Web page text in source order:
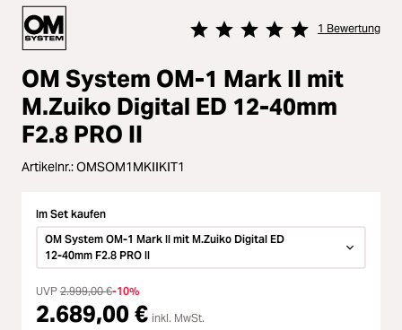
Zubehör
Loading...
Licht & Studio
Loading...
Bildbearbeitung
Loading...
Ferngläser
Loading...
Second Hand
Loading...
SALE
Loading...
1 Bewertung
OM System OM-1 Mark II mit
M.Zuiko Digital ED 12‑40mm
F2.8 PRO II
Artikelnr.:OMSOM1MKIIKIT1
Im Set kaufen
OM System OM-1 Mark II mit M.Zuiko Digital ED
12‑40mm F2.8 PRO II
UVP 2.999,00 €-10%
2.689,00 € inkl. MwSt.